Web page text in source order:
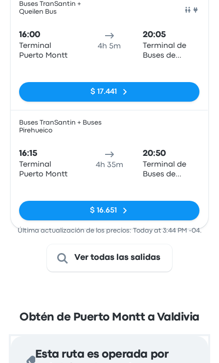
Buses TranSantin +
Queilen Bus
16:00
Terminal
Puerto Montt
4h 5m
20:05
Terminal de
Buses de
$ 17.441
Buses TranSantin + Buses
Pirehueico
16:15
Terminal
Puerto Montt
4h 35m
20:50
Terminal de
Buses de
$ 16.651
Última actualización de los precios: Today at 3:44 PM -04.
Ver todas las salidas
Obtén de Puerto Montt a Valdivia
Esta ruta es operada por